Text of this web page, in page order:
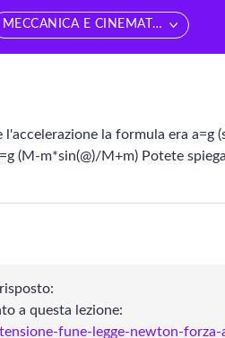
MECCANICA E CINEMATICA
Termodinamica
la formula era a=g
(M-m*sin(@)/M+m) Potete
a questa lezione:
fune-legge-newton-